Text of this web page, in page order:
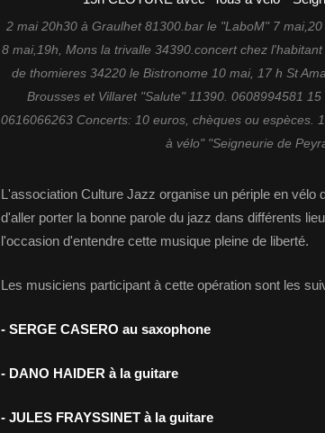
2 mai 20h30 à Graulhet 81300.bar le "LaboM" 7
8 mai,19h, Mons la trivalle 34390.concert chez
de thomieres 34220 le Bistronome 10 mai, 17 h St
Brousses et Villaret "Salute" 11390. 0608994581
0616066263 Concerts: 10 euros, chèques ou espèces.
à vélo" "Seigneurie de
L'association Culture Jazz organise un périple en vélo
d'aller porter la bonne parole du jazz dans différents
l'occasion d'entendre cette musique pleine de liberté.
Les musiciens participant à cette opération sont les
- SERGE CASERO au saxophone
- DANO HAIDER à la guitare
- JULES FRAYSSINET à la guitare